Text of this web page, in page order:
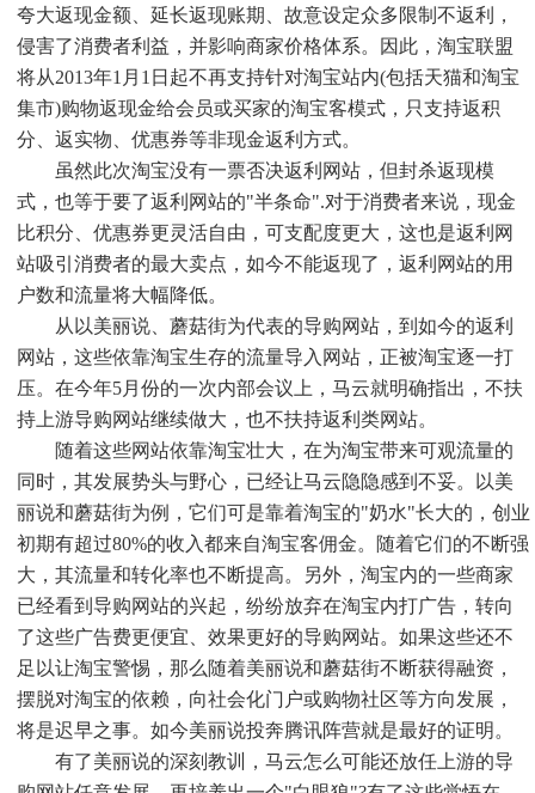
夸大返现金额、延长返现账期、故意设定众多限制不返利，
侵害了消费者利益，并影响商家价格体系。因此，淘宝联盟
将从2013年1月1日起不再支持针对淘宝站内(包括天猫和淘宝
集市)购物返现金给会员或买家的淘宝客模式，只支持返积
分、返实物、优惠券等非现金返利方式。
虽然此次淘宝没有一票否决返利网站，但封杀返现模
式，也等于要了返利网站的"半条命".对于消费者来说，现金
比积分、优惠券更灵活自由，可支配度更大，这也是返利网
站吸引消费者的最大卖点，如今不能返现了，返利网站的用
户数和流量将大幅降低。
从以美丽说、蘑菇街为代表的导购网站，到如今的返利
网站，这些依靠淘宝生存的流量导入网站，正被淘宝逐一打
压。在今年5月份的一次内部会议上，马云就明确指出，不扶
持上游导购网站继续做大，也不扶持返利类网站。
随着这些网站依靠淘宝壮大，在为淘宝带来可观流量的
同时，其发展势头与野心，已经让马云隐隐感到不妥。以美
丽说和蘑菇街为例，它们可是靠着淘宝的"奶水"长大的，创业
初期有超过80%的收入都来自淘宝客佣金。随着它们的不断强
大，其流量和转化率也不断提高。另外，淘宝内的一些商家
已经看到导购网站的兴起，纷纷放弃在淘宝内打广告，转向
了这些广告费更便宜、效果更好的导购网站。如果这些还不
足以让淘宝警惕，那么随着美丽说和蘑菇街不断获得融资，
摆脱对淘宝的依赖，向社会化门户或购物社区等方向发展，
将是迟早之事。如今美丽说投奔腾讯阵营就是最好的证明。
有了美丽说的深刻教训，马云怎么可能还放任上游的导